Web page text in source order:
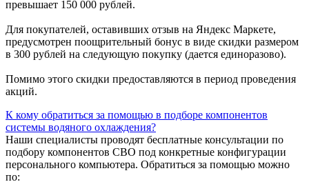
превышает 150 000 рублей.
Для покупателей, оставивших отзыв на Яндекс Маркете,
предусмотрен поощрительный бонус в виде скидки размером
в 300 рублей на следующую покупку (дается единоразово).
Помимо этого скидки предоставляются в период проведения
акций.
К кому обратиться за помощью в подборе компонентов
системы водяного охлаждения?
Наши специалисты проводят бесплатные консультации по
подбору компонентов СВО под конкретные конфигурации
персонального компьютера. Обратиться за помощью можно
по: